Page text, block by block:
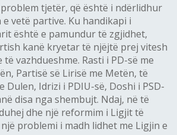
tjetër, që është i ndërlidhur
vetë partive. Ku handikapi i
është e pamundur të zgjidhet,
kanë kryetar të njëjtë prej vitesh
vazhdueshme. Rasti i PD-së me
Partisë së Lirisë me Metën, të
Dulen, Idrizi i PDIU-së, Doshi i PSD-
disa nga shembujt. Ndaj, në të
dhe një reformim i Ligjit të
problemi i madh lidhet me Ligjin e